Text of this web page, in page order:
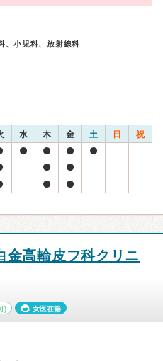
、小児科、放射線科
水 木 金 土 日 祝
金高輪皮フ科クリニ
) 女医在籍